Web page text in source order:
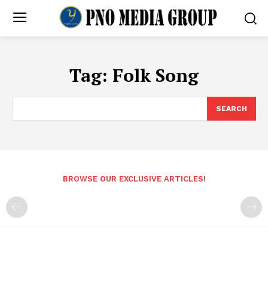
Tag: Folk Song
SEARCH
BROWSE OUR EXCLUSIVE ARTICLES!